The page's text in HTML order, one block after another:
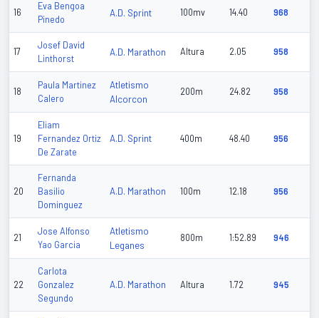
16
Eva Bengoa
Pinedo
A.D. Sprint 100mv 14.40 968
17
Josef David
Linthorst
A.D. Marathon Altura 2.05 958
18
Paula Martinez
Calero
Atletismo
Alcorcon
200m 24.82 958
19
Eliam
Fernandez Ortiz
De Zarate
A.D. Sprint 400m 48.40 956
20
Fernanda
Basilio
Dominguez
A.D. Marathon 100m 12.18 956
21
Jose Alfonso
Yao Garcia
Atletismo
Leganes
800m 1:52.89 946
22
Carlota
Gonzalez
Segundo
A.D. Marathon Altura 1.72 945